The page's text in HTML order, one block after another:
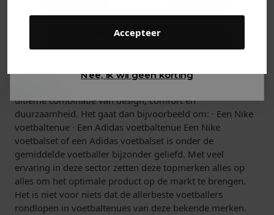
Accepteer
miljoenen jongens, meisjes, mannen en vrouwen.
Iedereen heeft daarbij wel een goede outfit nodig. Een
voetbaltenue dat op iedere mogelijke manier voorziet in
merken weten als geen ander hoe ze dit moeten
ultieme combinatie van design, comfort en
duurzaamheid. Het gaat dan bijvoorbeeld om: · Een Nike
voetbaltenue · Een Adidas voetbaltenue Een Nike
voetbalset of een Adidas voetbalset is onder de
gemiddelde voetballer bijzonder geliefd. Met veel
ervaring in deze sector zetten deze topmerken alles op
alles om het optimale product op de markt te brengen.
Het is niet voor niets dat de allerbeste voetballers
rondlopen in voetbaltenues van deze bekende merken.
Gewoon rondkijken
Nee, ik wil geen korting